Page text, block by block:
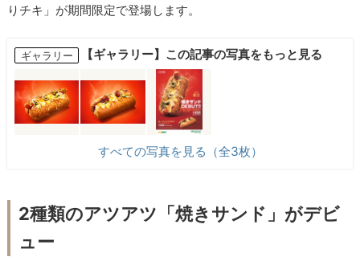
りチキ」が期間限定で登場します。
ギャラリー 【ギャラリー】この記事の写真をもっと見る
すべての写真を見る（全3枚）
2種類のアツアツ「焼きサンド」がデビ
ュー